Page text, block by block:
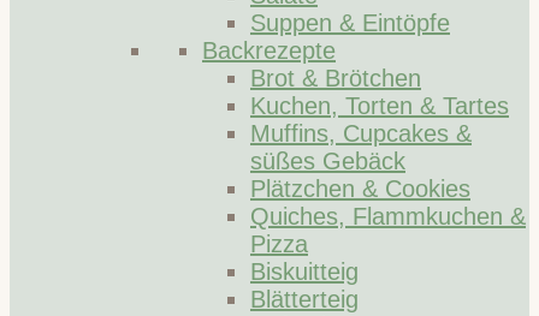
Suppen & Eintöpfe
Backrezepte
Brot & Brötchen
Kuchen, Torten & Tartes
Muffins, Cupcakes &
süßes Gebäck
Plätzchen & Cookies
Quiches, Flammkuchen &
Pizza
Biskuitteig
Blätterteig